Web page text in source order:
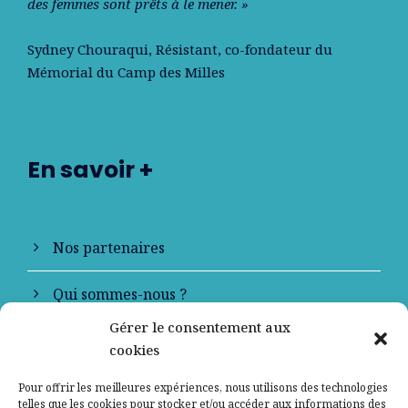
Gérer le consentement aux
cookies
Pour offrir les meilleures expériences, nous utilisons des technologies
telles que les cookies pour stocker et/ou accéder aux informations des
des femmes sont prêts à le mener. »
Sydney Chouraqui, Résistant, co-fondateur du
Mémorial du Camp des Milles
En savoir +
Nos partenaires
Qui sommes-nous ?
Contactez-nous
Mentions légales